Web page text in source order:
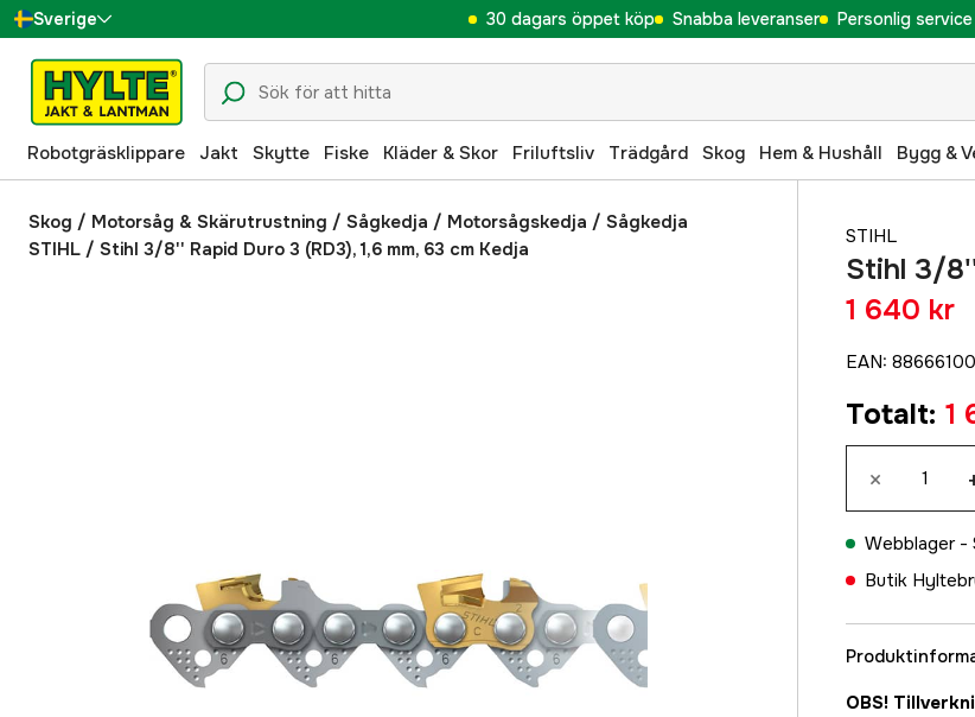
Sverige
Danmark
Suomi
Norge
Deutschland
30 dagars öppet köp Snabba leveranser Personlig service
Robotgräsklippare Jakt Skytte Fiske Kläder & Skor Friluftsliv Trädgård Skog Hem & Hushåll Bygg &
Skog / Motorsåg & Skärutrustning / Sågkedja / Motorsågskedja / Sågkedja
STIHL / Stihl 3/8'' Rapid Duro 3 (RD3), 1,6 mm, 63 cm Kedja
STIHL
Stihl 3/8''
1 640 kr
EAN:
Totalt: 1
×
Webblager -
Butik
OBS!